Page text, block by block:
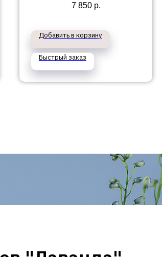
7 850 р.
Добавить в корзину
Быстрый заказ